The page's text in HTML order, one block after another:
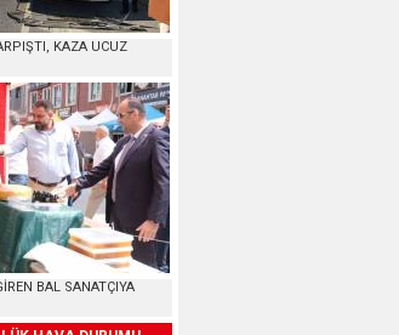
KAZA UCUZ
BAL SANATÇIYA